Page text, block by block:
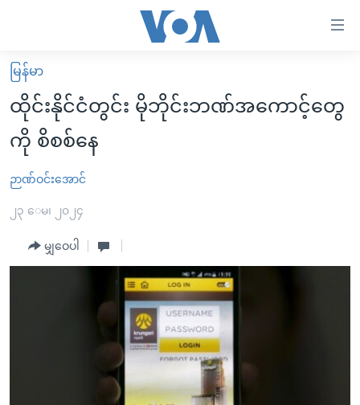
လွယ်ကူ
စေ
သည့်
Link
များ
ပင်မ
မူလစာမျက်နှာ
မြန်မာ
ကမ္ဘာ့သတင်းများ
နိုင်ငံတကာ
အစ္စရေး-ပါလက်စတိုင်း
ဗွီဒီယို
အင်္ဂလိပ်စာလေ့လာမယ်
အမေရိကန်သုံးအီဒီယံ
မကြေးမုံရဲ့ အင်္ဂလိပ်စာ
ရုပ်ရှင်ထဲက အင်္ဂလိပ်စာ
သုတပဒေသာ အင်္ဂလိပ်စာ
အပတ်စဉ်ကဏ္ဍများ
ရေဒီယိုနှင့်ရုပ်သံ အချက်အလက်များ
ရေဒီယို/တီဗွီအစီအစဉ်
မြန်မာ
ထိုင်းနိုင်ငံတွင်း မိုဘိုင်းဘဏ်အကောင့်တွေ
ကို စိစစ်နေ
ဉာဏ်ဝင်းအောင်
၂၃ ေမ၊ ၂၀၂၄
မျှဝေပါ